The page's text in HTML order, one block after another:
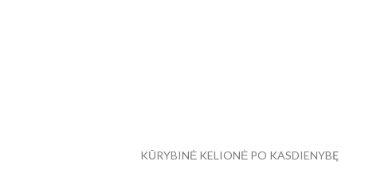
KŪRYBINĖ KELIONĖ PO KASDIENYBĘ